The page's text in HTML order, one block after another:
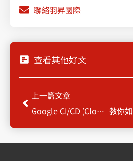
聯絡羽昇國際
查看其他好文
Prev
上一篇文章
Google CI/CD (Cloud Build, Cloud Deploy, Cloud Run)